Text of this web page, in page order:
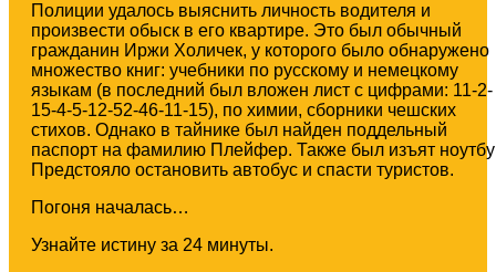
Полиции удалось выяснить личность водителя и
произвести обыск в его квартире. Это был обычный
гражданин Иржи Холичек, у которого было обнаружено
множество книг: учебники по русскому и немецкому
языкам (в последний был вложен лист с цифрами: 11-2-
15-4-5-12-52-46-11-15), по химии, сборники чешских
стихов. Однако в тайнике был найден поддельный
паспорт на фамилию Плейфер. Также был изъят
Предстояло остановить автобус и спасти туристов.
Погоня началась…
Узнайте истину за 24 минуты.